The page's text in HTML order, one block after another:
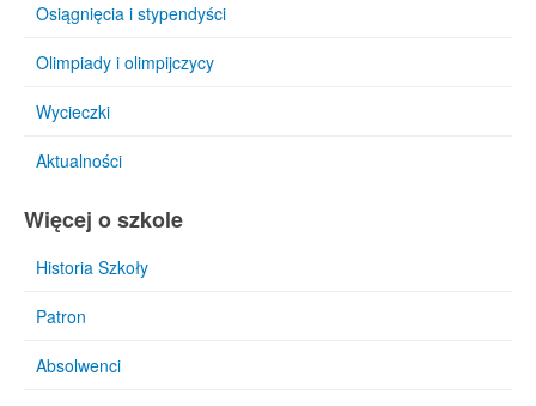
Osiągnięcia i stypendyści
Olimpiady i olimpijczycy
Wycieczki
Aktualności
Więcej o szkole
Historia Szkoły
Patron
Absolwenci